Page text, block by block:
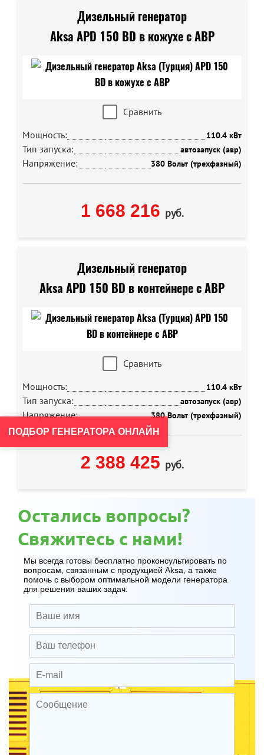
Дизельный генератор
Aksa APD 150 BD в кожухе с АВР
Сравнить
Мощность:
110.4 кВт
Тип запуска: автозапуск (авр)
Напряжение: 380 Вольт (трехфазный)
1 668 216 руб.
Дизельный генератор
Aksa APD 150 BD в контейнере с АВР
Сравнить
Мощность:
110.4 кВт
Тип запуска: автозапуск (авр)
Напряжение: 380 Вольт (трехфазный)
2 388 425 руб.
Остались вопросы?
Свяжитесь с нами!
Мы всегда готовы бесплатно проконсультировать по
вопросам, связанным с продукцией Aksa, а также
помочь с выбором оптимальной модели генератора
для решения ваших задач.
ПОДБОР ГЕНЕРАТОРА ОНЛАЙН